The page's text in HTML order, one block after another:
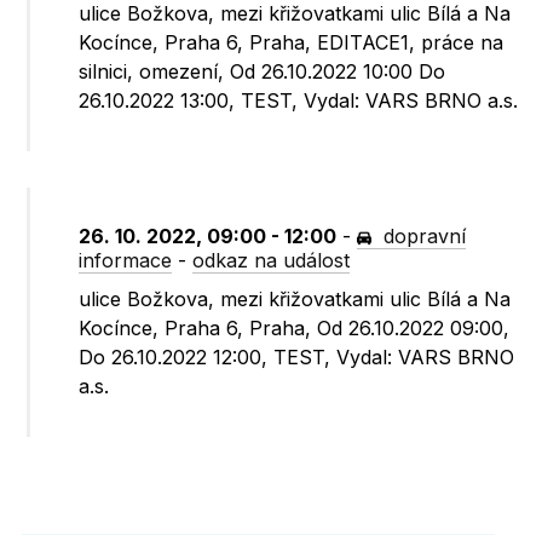
ulice Božkova, mezi křižovatkami ulic Bílá a Na
Kocínce, Praha 6, Praha, EDITACE1, práce na
silnici, omezení, Od 26.10.2022 10:00 Do
26.10.2022 13:00, TEST, Vydal: VARS BRNO a.s.
26. 10. 2022, 09:00 - 12:00 -
dopravní
informace -odkaz na událost
ulice Božkova, mezi křižovatkami ulic Bílá a Na
Kocínce, Praha 6, Praha, Od 26.10.2022 09:00,
Do 26.10.2022 12:00, TEST, Vydal: VARS BRNO
a.s.